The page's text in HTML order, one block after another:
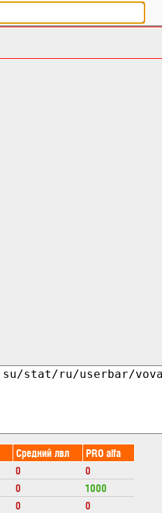
Средний лвл
PRO alfa
0
0
0
1000
0
0